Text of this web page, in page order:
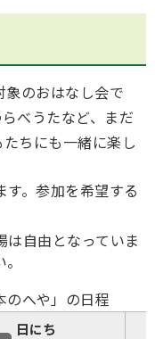
のおはなし会で
べうたなど、まだ
ちにも一緒に楽し
。参加を希望する
自由となっていま
のへや」の日程
日にち